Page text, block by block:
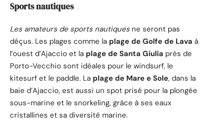
Sports nautiques
Les amateurs de sports nautiques ne seront pas
déçus. Les plages comme la plage de Golfe de Lava à
l’ouest d’Ajaccio et la plage de Santa Giulia près de
Porto-Vecchio sont idéales pour le windsurf, le
kitesurf et le paddle. La plage de Mare e Sole, dans la
baie d’Ajaccio, est aussi un spot prisé pour la plongée
sous-marine et le snorkeling, grâce à ses eaux
cristallines et sa diversité marine.